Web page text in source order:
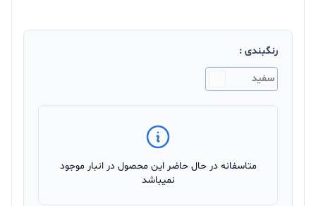
رنگبندی :
سفید
متاسفانه در حال حاضر این محصول در انبار موجود
نمیباشد